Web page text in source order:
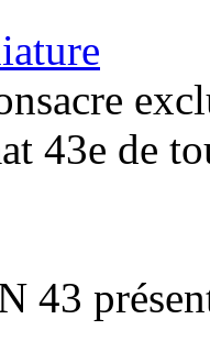
43e de
43